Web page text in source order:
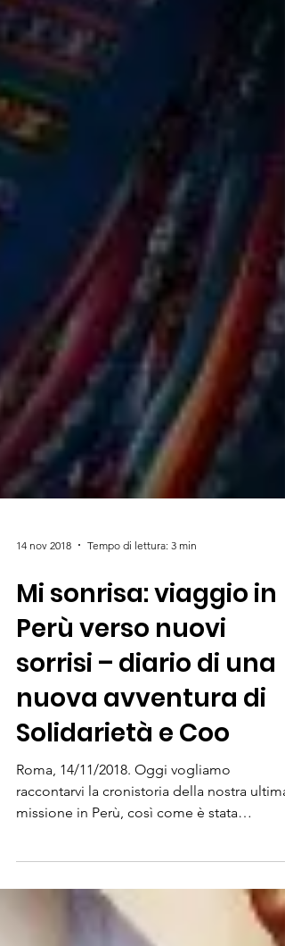
14 nov 2018 Tempo di lettura: 3 min
Mi sonrisa: viaggio in
Perù verso nuovi
sorrisi – diario di una
nuova avventura di
Solidarietà e Coo
Roma, 14/11/2018. Oggi vogliamo
missione in Perù, così come è stata